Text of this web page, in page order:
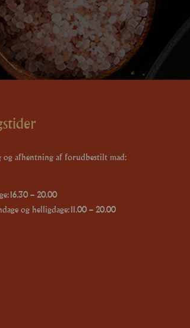
og afhentning af forudbestilt mad:
16.30 – 20.00
og helligdage: 11.00 – 20.00